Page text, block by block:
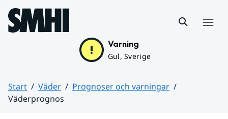
Hoppa till sidans innehåll
Varning
Gul, Sverige
Start Väder
Prognoser och varningar
Väderprognos